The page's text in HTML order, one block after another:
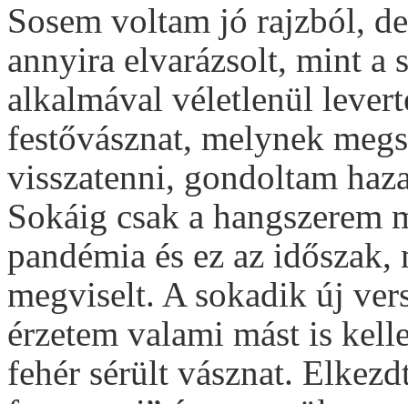
Sosem voltam jó rajzból,
annyira elvarázsolt, mint a
alkalmával véletlenül
festővásznat, melynek
visszatenni, gondoltam
Sokáig csak a
pandémia és ez az
megviselt. A sokadik új
érzetem valami mást is
fehér sérült vásznat.